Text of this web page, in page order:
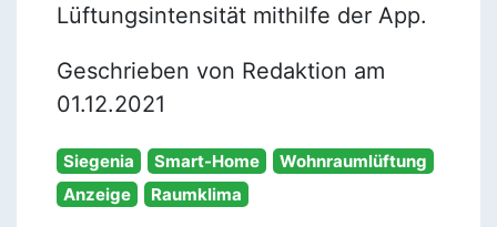
Lüftungsintensität mithilfe der App.
Geschrieben von Redaktion am
01.12.2021
Siegenia Smart-Home
Wohnraumlüftung
Anzeige
Raumklima